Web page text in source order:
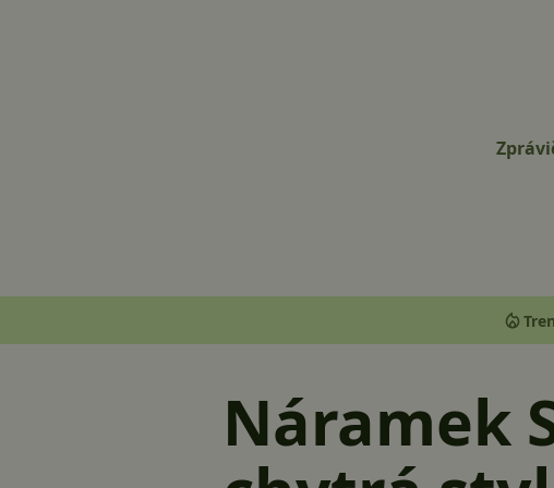
Náramek